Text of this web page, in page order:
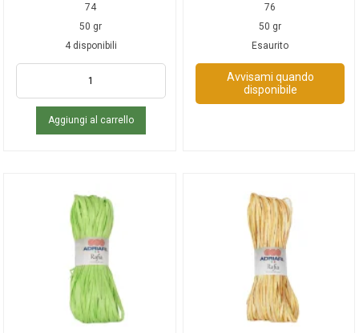
74
50 gr
4 disponibili
Aggiungi al carrello
76
50 gr
Esaurito
Avvisami quando
disponibile